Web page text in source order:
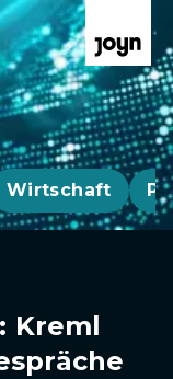
Wirtschaft
Kreml